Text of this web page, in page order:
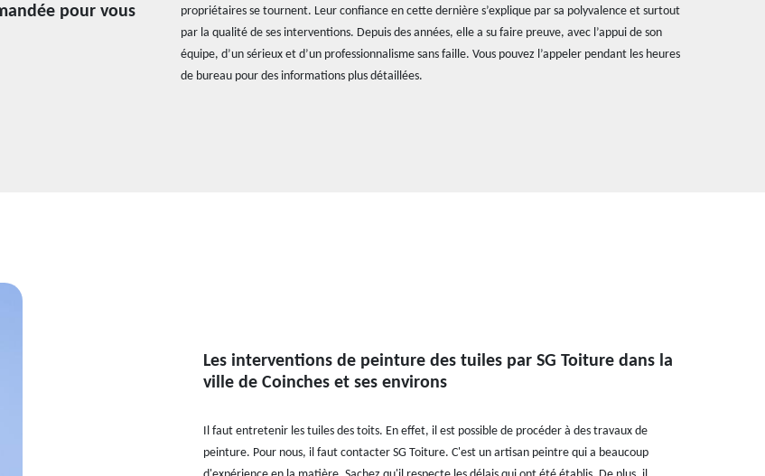
pour vous
propriétaires se tournent. Leur confiance en cette dernière s’explique par sa polyvalence et surtout
par la qualité de ses interventions. Depuis des années, elle a su faire preuve, avec l’appui de son
équipe, d’un sérieux et d’un professionnalisme sans faille. Vous pouvez l’appeler pendant les heures
de bureau pour des informations plus détaillées.
Les interventions de peinture des tuiles par SG Toiture dans la
ville de Coinches et ses environs
Il faut entretenir les tuiles des toits. En effet, il est possible de procéder à des travaux de
peinture. Pour nous, il faut contacter SG Toiture. C'est un artisan peintre qui a beaucoup